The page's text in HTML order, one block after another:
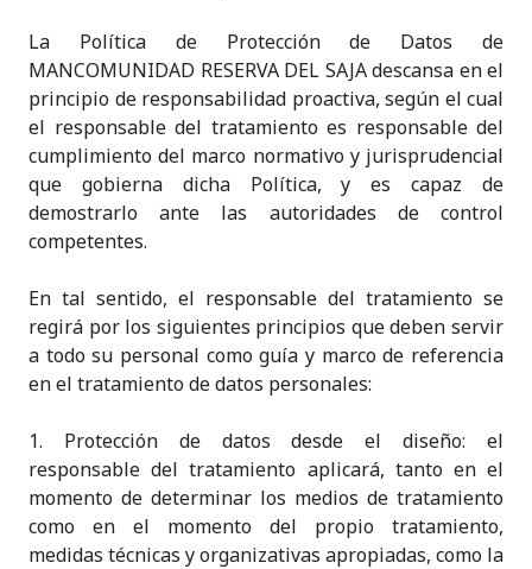
La Política de Protección de Datos de
MANCOMUNIDAD RESERVA DEL SAJA descansa en el
principio de responsabilidad proactiva, según el cual
el responsable del tratamiento es responsable del
cumplimiento del marco normativo y jurisprudencial
que gobierna dicha Política, y es capaz de
demostrarlo ante las autoridades de control
competentes.
En tal sentido, el responsable del tratamiento se
regirá por los siguientes principios que deben servir
a todo su personal como guía y marco de referencia
en el tratamiento de datos personales:
1. Protección de datos desde el diseño: el
responsable del tratamiento aplicará, tanto en el
momento de determinar los medios de tratamiento
como en el momento del propio tratamiento,
medidas técnicas y organizativas apropiadas, como la